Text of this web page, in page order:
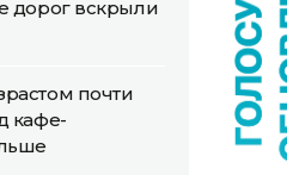
дорог вскрыли
почти
кафе-